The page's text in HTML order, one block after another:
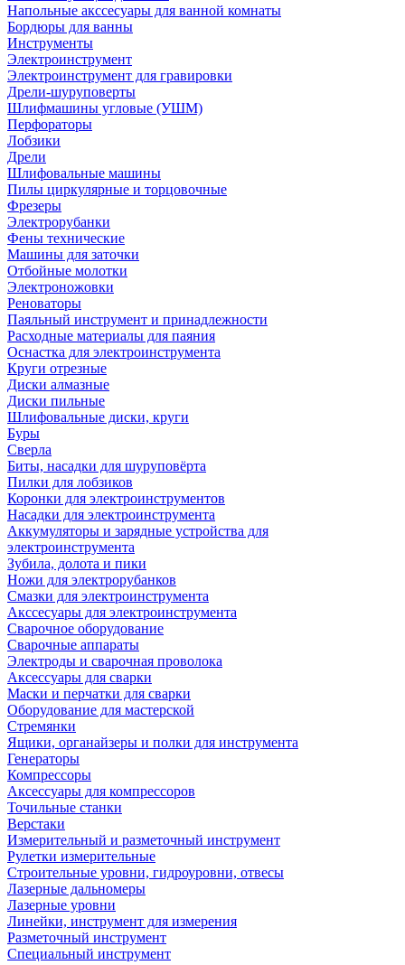
Напольные акссесуары для ванной комнаты
Бордюры для ванны
Инструменты
Электроинструмент
Электроинструмент для гравировки
Дрели-шуруповерты
Шлифмашины угловые (УШМ)
Перфораторы
Лобзики
Дрели
Шлифовальные машины
Пилы циркулярные и торцовочные
Фрезеры
Электрорубанки
Фены технические
Машины для заточки
Отбойные молотки
Электроножовки
Реноваторы
Паяльный инструмент и принадлежности
Расходные материалы для паяния
Оснастка для электроинструмента
Круги отрезные
Диски алмазные
Диски пильные
Шлифовальные диски, круги
Буры
Сверла
Биты, насадки для шуруповёрта
Пилки для лобзиков
Коронки для электроинструментов
Насадки для электроинструмента
Аккумуляторы и зарядные устройства для
электроинструмента
Зубила, долота и пики
Ножи для электрорубанков
Смазки для электроинструмента
Акссесуары для электроинструмента
Сварочное оборудование
Сварочные аппараты
Электроды и сварочная проволока
Аксессуары для сварки
Маски и перчатки для сварки
Оборудование для мастерской
Стремянки
Ящики, органайзеры и полки для инструмента
Генераторы
Компрессоры
Аксессуары для компрессоров
Точильные станки
Верстаки
Измерительный и разметочный инструмент
Рулетки измерительные
Строительные уровни, гидроуровни, отвесы
Лазерные дальномеры
Лазерные уровни
Линейки, инструмент для измерения
Разметочный инструмент
Специальный инструмент